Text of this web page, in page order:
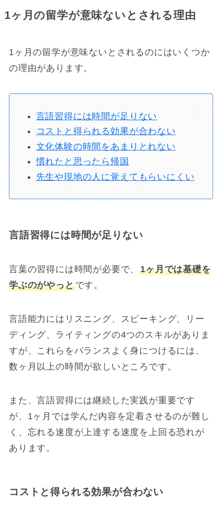
1ヶ月の留学が意味ないとされる理由
1ヶ月の留学が意味ないとされるのにはいくつか
の理由があります。
言語習得には時間が足りない
コストと得られる効果が合わない
文化体験の時間をあまりとれない
慣れたと思ったら帰国
先生や現地の人に覚えてもらいにくい
言語習得には時間が足りない
言葉の習得には時間が必要で、1ヶ月では基礎を
学ぶのがやっとです。
言語能力にはリスニング、スピーキング、リー
ディング、ライティングの4つのスキルがありま
すが、これらをバランスよく身につけるには、
数ヶ月以上の時間が欲しいところです。
また、言語習得には継続した実践が重要です
が、1ヶ月では学んだ内容を定着させるのが難し
く、忘れる速度が上達する速度を上回る恐れが
あります。
コストと得られる効果が合わない